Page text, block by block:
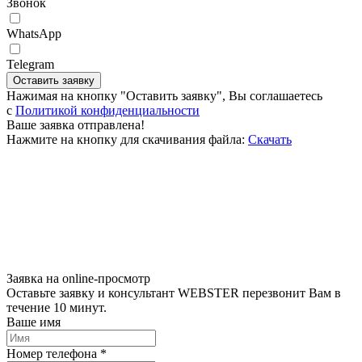
WhatsApp
Telegram
Оставить заявку
Нажимая на кнопку "Оставить заявку", Вы соглашаетесь
c Политикой конфиденциальности
Ваше заявка отправлена!
Нажмите на кнопку для скачивания файла: Скачать
Заявка на online-просмотр
Оставьте заявку и консультант WEBSTER перезвонит Вам в
течение 10 минут.
Ваше имя
Номер телефона *